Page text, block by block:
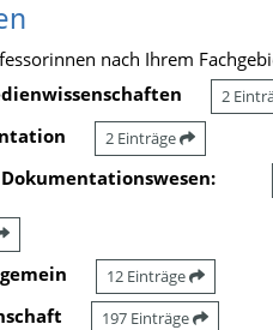
nach Ihrem
2
2 Einträge
12 Einträge
197 Einträge